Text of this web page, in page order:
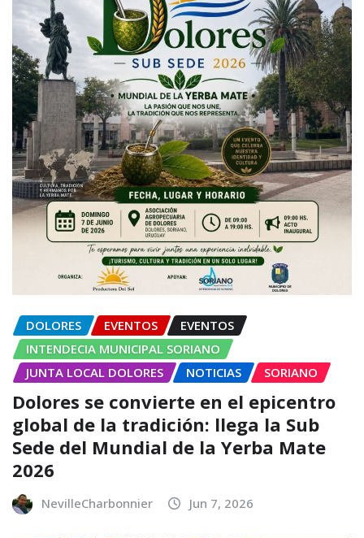
DOLORES EVENTOS
EVENTOS
INTENDECIA MUNICIPAL SORIANO
JUNTA LOCAL DOLORES
NOTICIAS SORIANO
Dolores se convierte en el epicentro
global de la tradición: llega la Sub
Sede del Mundial de la Yerba Mate
2026
NevilleCharbonnier Jun 7, 2026